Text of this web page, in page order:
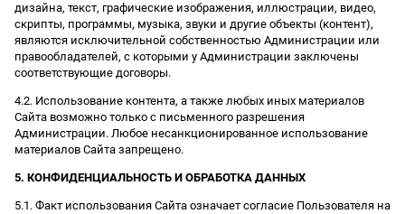
дизайна, текст, графические изображения, иллюстрации, видео,
скрипты, программы, музыка, звуки и другие объекты (контент),
являются исключительной собственностью Администрации или
правообладателей, с которыми у Администрации заключены
соответствующие договоры.
4.2. Использование контента, а также любых иных материалов
Сайта возможно только с письменного разрешения
Администрации. Любое несанкционированное использование
материалов Сайта запрещено.
5. КОНФИДЕНЦИАЛЬНОСТЬ И ОБРАБОТКА ДАННЫХ
5.1. Факт использования Сайта означает согласие Пользователя на